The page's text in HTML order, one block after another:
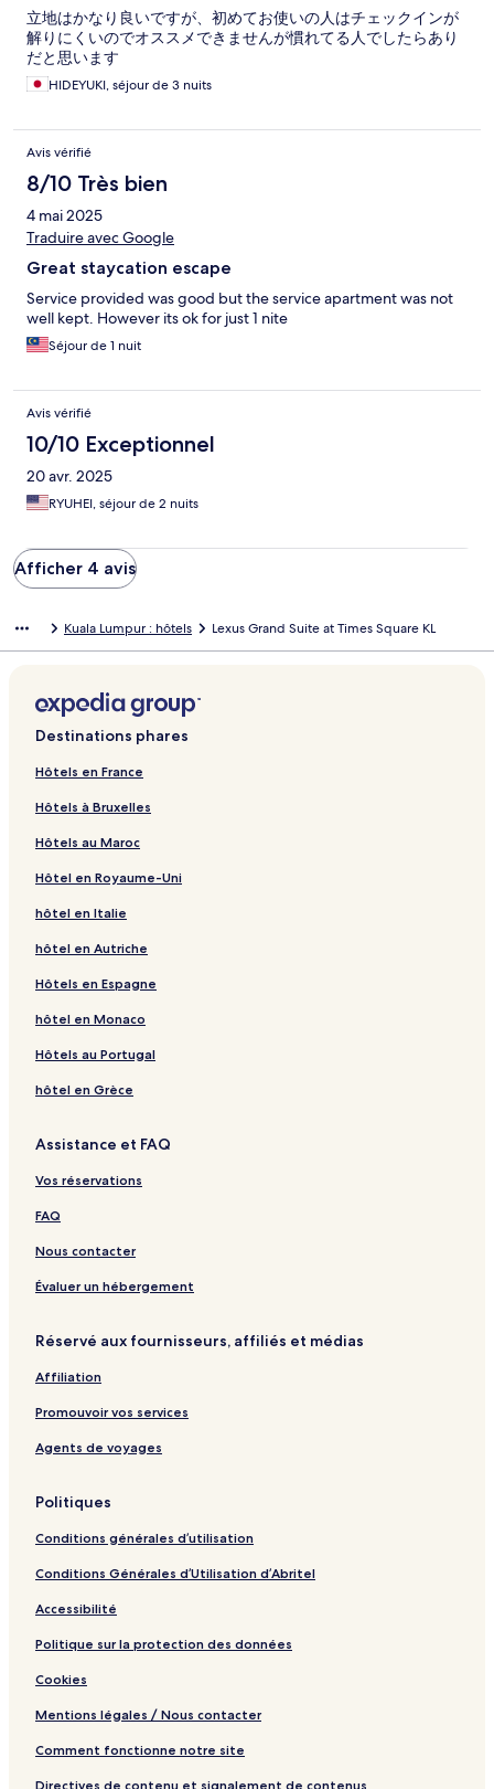
立地はかなり良いですが、初めてお使いの人はチェックインが
解りにくいのでオススメできませんが慣れてる人でしたらあり
だと思います
HIDEYUKI, séjour de 3 nuits
Avis vérifié
8/10 Très bien
4 mai 2025
Traduire avec Google
Great staycation escape
Service provided was good but the service apartment was not
well kept. However its ok for just 1 nite
Séjour de 1 nuit
Avis vérifié
10/10 Exceptionnel
20 avr. 2025
RYUHEI, séjour de 2 nuits
Afficher 4 avis
Kuala Lumpur : hôtels Lexus Grand Suite at Times Square KL
Destinations phares
Hôtels en France
Hôtels à Bruxelles
Hôtels au Maroc
Hôtel en Royaume-Uni
hôtel en Italie
hôtel en Autriche
Hôtels en Espagne
hôtel en Monaco
Hôtels au Portugal
hôtel en Grèce
Assistance et FAQ
Vos réservations
FAQ
Nous contacter
Évaluer un hébergement
Réservé aux fournisseurs, affiliés et médias
Affiliation
Promouvoir vos services
Agents de voyages
Politiques
Conditions générales d’utilisation
Conditions Générales d’Utilisation d’Abritel
Accessibilité
Politique sur la protection des données
Cookies
Mentions légales / Nous contacter
Comment fonctionne notre site
Directives de contenu et signalement de contenus